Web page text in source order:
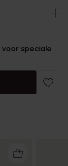
voor speciale